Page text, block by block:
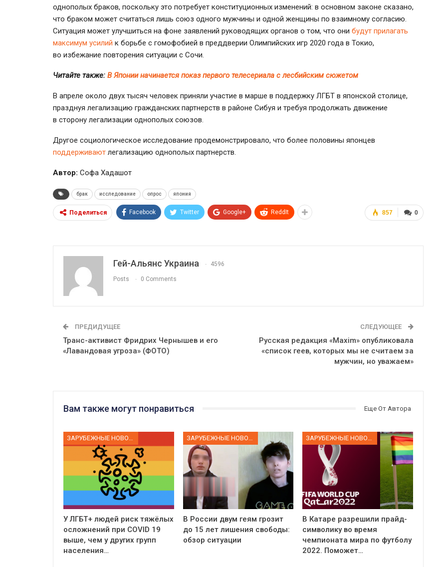
однополых браков, поскольку это потребует конституционных изменений: в основном законе сказано,
что браком может считаться лишь союз одного мужчины и одной женщины по взаимному согласию.
Ситуация может улучшиться на фоне заявлений руководящих органов о том, что они будут прилагать
максимум усилий к борьбе с гомофобией в преддверии Олимпийских игр 2020 года в Токио,
во избежание повторения ситуации с Сочи.
Читайте также: В Японии начинается показ первого телесериала с лесбийским сюжетом
В апреле около двух тысяч человек приняли участие в марше в поддержку ЛГБТ в японской столице,
празднуя легализацию гражданских партнерств в районе Сибуя и требуя продолжать движение
в сторону легализации однополых союзов.
Другое социологическое исследование продемонстрировало, что более половины японцев
поддерживают легализацию однополых партнерств.
Автор: Софа Хадашот
брак исследование опрос япония
0
857
Поделиться Facebook Twitter Google+ ReddIt
Гей-Альянс Украина 4596
Posts 0 Comments
ПРЕДИДУЩЕЕ
Транс-активист Фридрих Чернышев и его
«Лавандовая угроза» (ФОТО)
СЛЕДУЮЩЕЕ
Русская редакция «Maxim» опубликовала
«список геев, которых мы не считаем за
мужчин, но уважаем»
Вам также могут понравиться Еще От Автора
ЗАРУБЕЖНЫЕ НОВОСТИ
У ЛГБТ+ людей риск тяжёлых
осложнений при COVID 19
выше, чем у других групп
населения…
ЗАРУБЕЖНЫЕ НОВОСТИ
В России двум геям грозит
до 15 лет лишения свободы:
обзор ситуации
ЗАРУБЕЖНЫЕ НОВОСТИ
В Катаре разрешили прайд-
символику во время
чемпионата мира по футболу
2022. Поможет…